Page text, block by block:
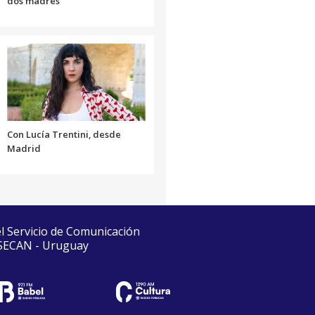
Con Lucía Trentini, desde
Madrid
de Comunicación
- Uruguay